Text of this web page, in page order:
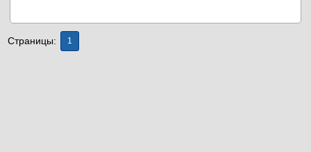
Страницы: 1